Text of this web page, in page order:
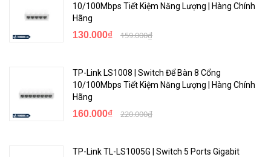
Đẹp và Nhỏ gọn
10/100Mbps Tiết Kiệm Năng Lượng | Hàng Chính
Hãng
130.000₫ 159.000₫
TP-Link LS1008 | Switch Để Bàn 8 Cổng
10/100Mbps Tiết Kiệm Năng Lượng | Hàng Chính
Hãng
160.000₫ 220.000₫
TP-Link TL-LS1005G | Switch 5 Ports Gigabit